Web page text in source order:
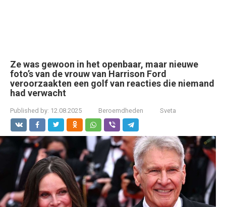
Ze was gewoon in het openbaar, maar nieuwe
foto’s van de vrouw van Harrison Ford
veroorzaakten een golf van reacties die niemand
had verwacht
Published by: 12.08.2025 Beroemdheden Sveta